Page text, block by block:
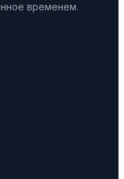
временем.